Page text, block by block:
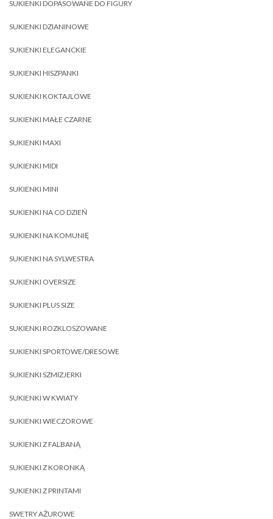
SUKIENKI DOPASOWANE DO FIGURY
SUKIENKI DZIANINOWE
SUKIENKI ELEGANCKIE
SUKIENKI HISZPANKI
SUKIENKI KOKTAJLOWE
SUKIENKI MAŁE CZARNE
SUKIENKI MAXI
SUKIENKI MIDI
SUKIENKI MINI
SUKIENKI NA CO DZIEŃ
SUKIENKI NA KOMUNIĘ
SUKIENKI NA SYLWESTRA
SUKIENKI OVERSIZE
SUKIENKI PLUS SIZE
SUKIENKI ROZKLOSZOWANE
SUKIENKI SPORTOWE/DRESOWE
SUKIENKI SZMIZJERKI
SUKIENKI W KWIATY
SUKIENKI WIECZOROWE
SUKIENKI Z FALBANĄ
SUKIENKI Z KORONKĄ
SUKIENKI Z PRINTAMI
SWETRY AŻUROWE